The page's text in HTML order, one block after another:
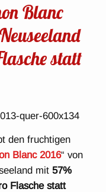
Blanc
statt
den fruchtigen
Blanc 2016“ von
mit57%
Flasche statt